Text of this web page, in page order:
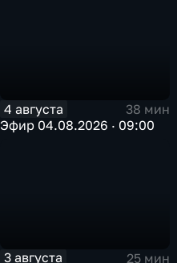
4 августа
38 мин
Эфир 04.08.2026 · 09:00
3 августа 25 мин